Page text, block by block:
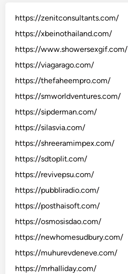
https://zenitconsultants.com/
https://xbeinothailand.com/
https://www.showersexgif.com/
https://viagarago.com/
https://thefaheempro.com/
https://smworldventures.com/
https://sipderman.com/
https://silasvia.com/
https://shreeramimpex.com/
https://sdtoplit.com/
https://revivepsu.com/
https://pubbliradio.com/
https://posthaisoft.com/
https://osmosisdao.com/
https://newhomesudbury.com/
https://muhurevdeneve.com/
https://mrhalliday.com/